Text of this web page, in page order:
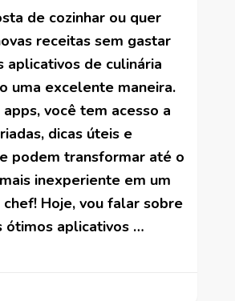
de cozinhar ou quer
receitas sem gastar
aplicativos de culinária
uma excelente maneira.
apps, você tem acesso a
dicas úteis e
podem transformar até o
inexperiente em um
Hoje, vou falar sobre
ótimos aplicativos …